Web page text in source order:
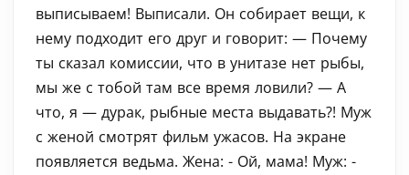
выписываем! Выписали. Он собирает вещи, к
нему подходит его друг и говорит: — Почему
ты сказал комиссии, что в унитазе нет рыбы,
мы же с тобой там все время ловили? — А
что, я — дурак, рыбные места выдавать?! Муж
с женой смотрят фильм ужасов. На экране
появляется ведьма. Жена: - Ой, мама! Муж: -